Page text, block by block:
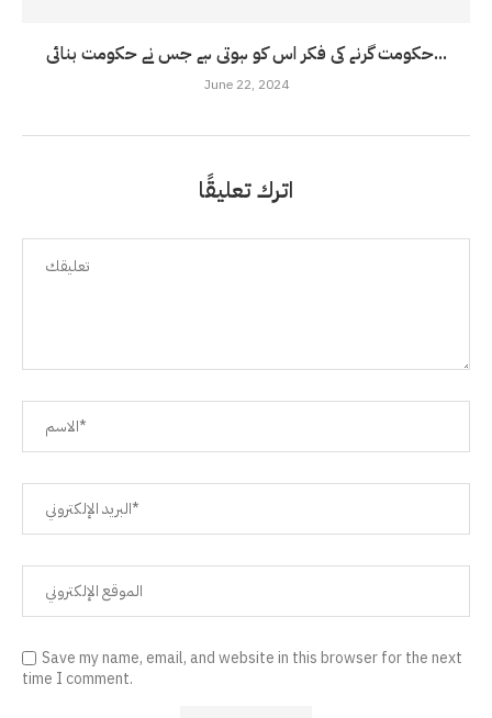
حکومت گرنے کی فکر اس کو ہوتی ہے جس نے حکومت بنائی...
June 22, 2024
اترك تعليقًا
Save my name, email, and website in this browser for the next
time I comment.